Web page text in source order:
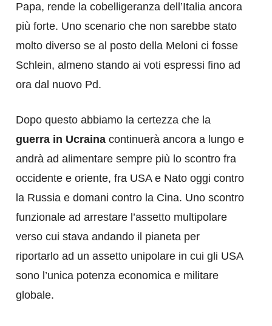
Papa, rende la cobelligeranza dell’Italia ancora
più forte. Uno scenario che non sarebbe stato
molto diverso se al posto della Meloni ci fosse
Schlein, almeno stando ai voti espressi fino ad
ora dal nuovo Pd.
Dopo questo abbiamo la certezza che la
guerra in Ucraina continuerà ancora a lungo e
andrà ad alimentare sempre più lo scontro fra
occidente e oriente, fra USA e Nato oggi contro
la Russia e domani contro la Cina. Uno scontro
funzionale ad arrestare l’assetto multipolare
verso cui stava andando il pianeta per
riportarlo ad un assetto unipolare in cui gli USA
sono l’unica potenza economica e militare
globale.